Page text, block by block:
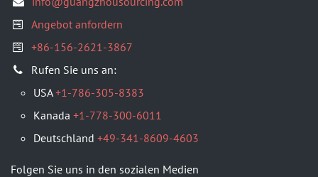
Angebot anfordern
+86-156-2621-3867
​Rufen Sie uns an:
USA+1-786-305-8383
Kanada +1-778-300-6011
Deutschland +49-341-8609-4603
Folgen Sie uns in den sozialen Medien